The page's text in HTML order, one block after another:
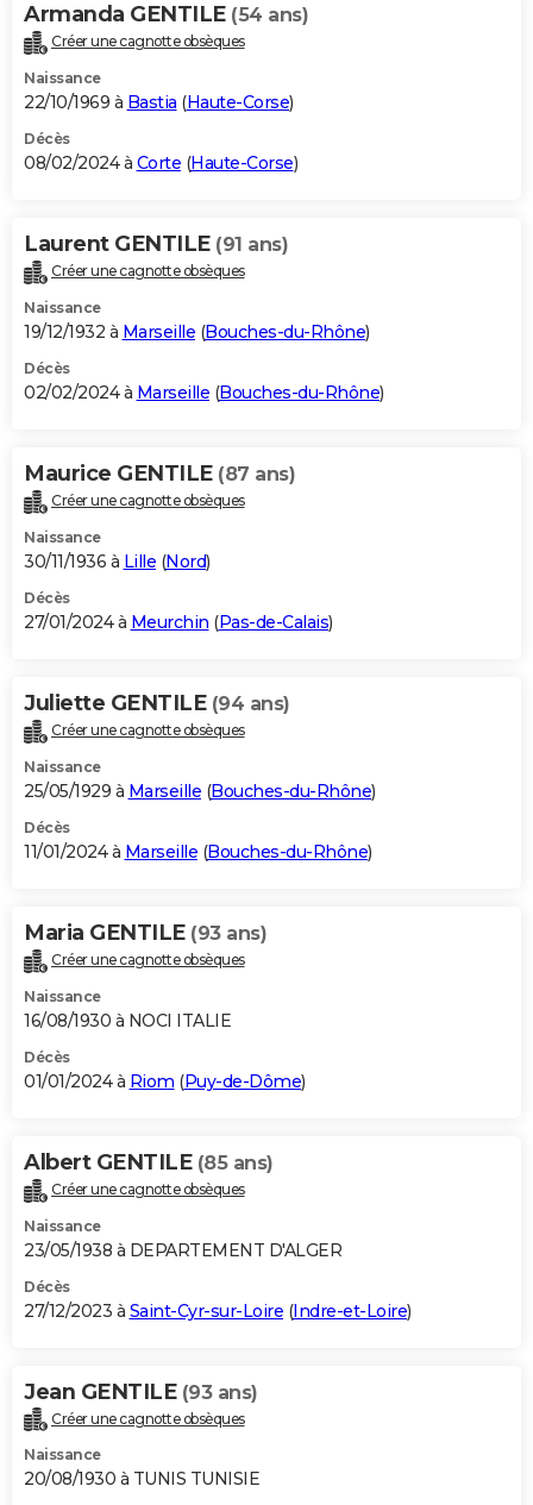
Armanda GENTILE (54 ans)
Créer une cagnotte obsèques
Naissance
22/10/1969 à Bastia (Haute-Corse)
Décès
08/02/2024 à Corte (Haute-Corse)
Laurent GENTILE (91 ans)
Créer une cagnotte obsèques
Naissance
19/12/1932 à Marseille (Bouches-du-Rhône)
Décès
02/02/2024 à Marseille (Bouches-du-Rhône)
Maurice GENTILE (87 ans)
Créer une cagnotte obsèques
Naissance
30/11/1936 à Lille (Nord)
Décès
27/01/2024 à Meurchin (Pas-de-Calais)
Juliette GENTILE (94 ans)
Créer une cagnotte obsèques
Naissance
25/05/1929 à Marseille (Bouches-du-Rhône)
Décès
11/01/2024 à Marseille (Bouches-du-Rhône)
Maria GENTILE (93 ans)
Créer une cagnotte obsèques
Naissance
16/08/1930 à NOCI ITALIE
Décès
01/01/2024 à Riom (Puy-de-Dôme)
Albert GENTILE (85 ans)
Créer une cagnotte obsèques
Naissance
23/05/1938 à DEPARTEMENT D'ALGER
Décès
27/12/2023 à Saint-Cyr-sur-Loire (Indre-et-Loire)
Jean GENTILE (93 ans)
Créer une cagnotte obsèques
Naissance
20/08/1930 à TUNIS TUNISIE